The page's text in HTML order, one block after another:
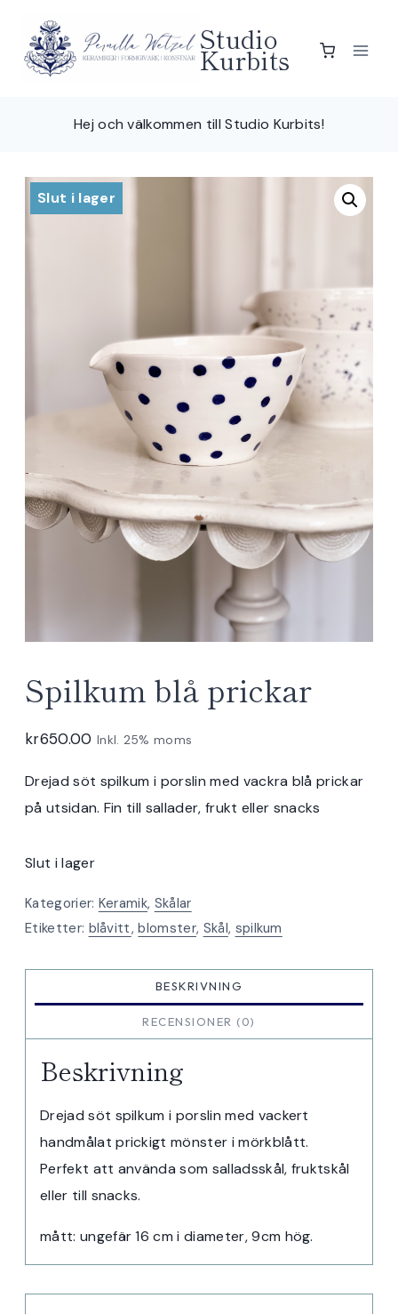
content
Studio
Kurbits
Hej och välkommen till Studio Kurbits!
Slut i lager
Spilkum blå prickar
kr650.00 Inkl. 25% moms
Drejad söt spilkum i porslin med vackra blå prickar
på utsidan. Fin till sallader, frukt eller snacks
Slut i lager
Kategorier: Keramik, Skålar
Etiketter: blåvitt,blomster, Skål, spilkum
BESKRIVNING
RECENSIONER (0)
Beskrivning
Drejad söt spilkum i porslin med vackert
handmålat prickigt mönster i mörkblått.
Perfekt att använda som salladsskål, fruktskål
eller till snacks.
mått: ungefär 16 cm i diameter, 9cm hög.